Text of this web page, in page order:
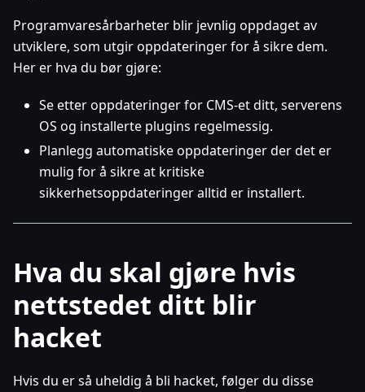
Programvaresårbarheter blir jevnlig oppdaget av
utviklere, som utgir oppdateringer for å sikre dem.
Her er hva du bør gjøre:
Se etter oppdateringer for CMS-et ditt, serverens
OS og installerte plugins regelmessig.
Planlegg automatiske oppdateringer der det er
mulig for å sikre at kritiske
sikkerhetsoppdateringer alltid er installert.
Hva du skal gjøre hvis
nettstedet ditt blir
hacket
Hvis du er så uheldig å bli hacket, følger du disse